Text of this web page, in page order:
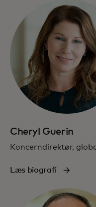
Cheryl Guerin
Koncerndirektør,
Læs biografi